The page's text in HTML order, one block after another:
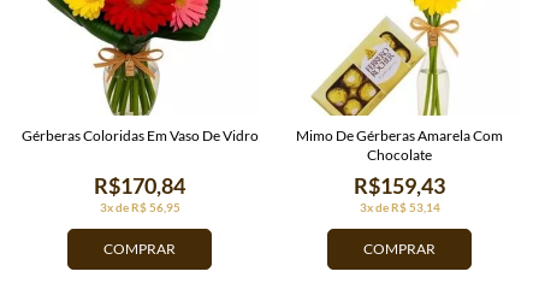
COMPRAR
3x de R$ 56,95
R$170,84
Gérberas Coloridas Em Vaso De Vidro
COMPRAR
3x de R$ 53,14
R$159,43
Mimo De Gérberas Amarela Com
Chocolate